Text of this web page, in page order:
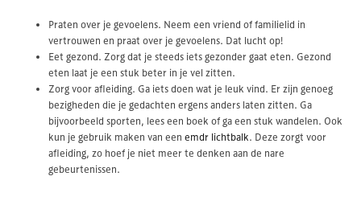
Praten over je gevoelens. Neem een vriend of familielid in
vertrouwen en praat over je gevoelens. Dat lucht op!
Eet gezond. Zorg dat je steeds iets gezonder gaat eten. Gezond
eten laat je een stuk beter in je vel zitten.
Zorg voor afleiding. Ga iets doen wat je leuk vind. Er zijn genoeg
bezigheden die je gedachten ergens anders laten zitten. Ga
bijvoorbeeld sporten, lees een boek of ga een stuk wandelen. Ook
kun je gebruik maken van een emdr lichtbalk. Deze zorgt voor
afleiding, zo hoef je niet meer te denken aan de nare
gebeurtenissen.